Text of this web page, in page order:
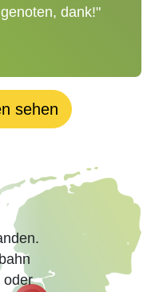
dank!"
sehen
oder